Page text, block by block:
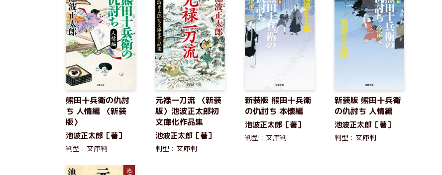
熊田十兵衛の仇討
ち 人情編 〈新装
版〉
池波正太郎［著］
判型：文庫判
元禄一刀流 〈新装
版〉池波正太郎初
文庫化作品集
池波正太郎［著］
判型：文庫判
新装版 熊田十兵衛
の仇討ち 本懐編
池波正太郎［著］
判型：文庫判
新装版 熊田十兵衛
の仇討ち 人情編
池波正太郎［著］
判型：文庫判